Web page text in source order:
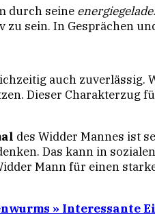
durch seine
sein. In Gesprächen
auch
Dieser
des Widder Mannes ist
Das kann in
Mann für einen
» Interessante